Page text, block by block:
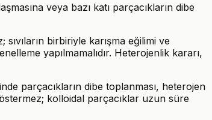
veya bazı katı parçacıkların dibe
birbiriyle karışma eğilimi ve
yapılmamalıdır. Heterojenlik kararı,
parçacıkların dibe toplanması, heterojen
kolloidal parçacıklar uzun süre